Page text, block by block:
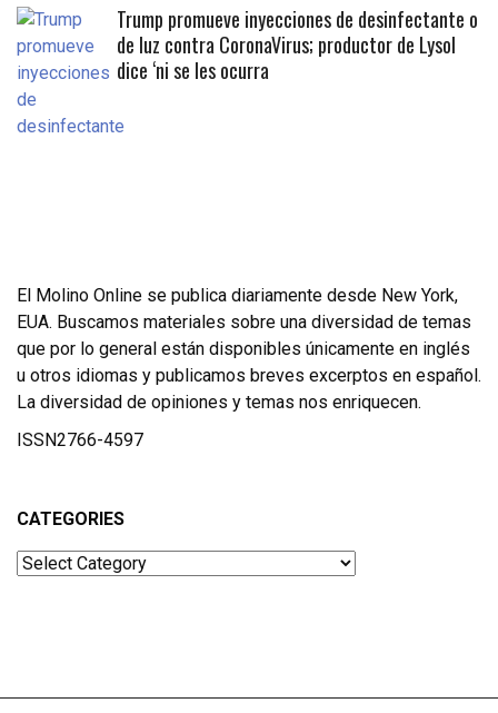
Trump promueve inyecciones de desinfectante o
de luz contra CoronaVirus; productor de Lysol
dice ‘ni se les ocurra
El Molino Online se publica diariamente desde New York,
EUA. Buscamos materiales sobre una diversidad de temas
que por lo general están disponibles únicamente en inglés
u otros idiomas y publicamos breves excerptos en español.
La diversidad de opiniones y temas nos enriquecen.
ISSN2766-4597
CATEGORIES
Categories